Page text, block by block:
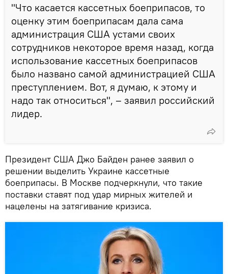
"Что касается кассетных боеприпасов, то
оценку этим боеприпасам дала сама
администрация США устами своих
сотрудников некоторое время назад, когда
использование кассетных боеприпасов
было названо самой администрацией США
преступлением. Вот, я думаю, к этому и
надо так относиться", – заявил российский
лидер.
Президент США Джо Байден ранее заявил о
решении выделить Украине кассетные
боеприпасы. В Москве подчеркнули, что такие
поставки ставят под удар мирных жителей и
нацелены на затягивание кризиса.